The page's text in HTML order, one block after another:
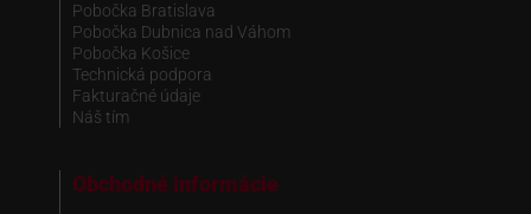
Pobočka Bratislava
Pobočka Dubnica nad Váhom
Pobočka Košice
Technická podpora
Fakturačné údaje
Náš tím
Obchodné informácie